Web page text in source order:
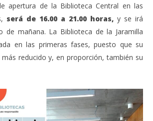
apertura de la Biblioteca Central en las
será de 16.00 a 21.00 horas, y se irá
de mañana. La Biblioteca de la Jaramilla
en las primeras fases, puesto que su
reducido y, en proporción, también su